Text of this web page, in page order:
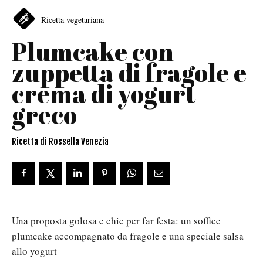
Ricetta vegetariana
Plumcake con
zuppetta di fragole e
crema di yogurt
greco
Ricetta di Rossella Venezia
Una proposta golosa e chic per far festa: un soffice
plumcake accompagnato da fragole e una speciale salsa
allo yogurt